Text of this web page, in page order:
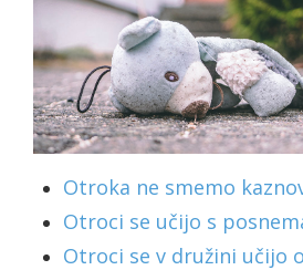
Otroka ne smemo
Otroci se učijo s
Otroci se v družini učijo